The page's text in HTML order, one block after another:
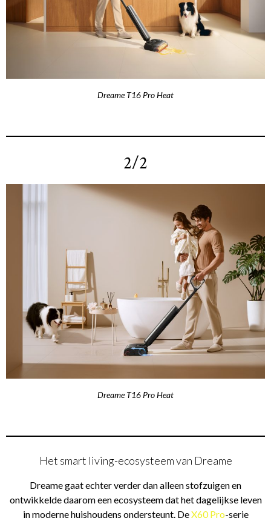
Dreame T16 Pro Heat
2/2
Dreame T16 Pro Heat
Het smart living-ecosysteem van Dreame
Dreame gaat echter verder dan alleen stofzuigen en
ontwikkelde daarom een ecosysteem dat het dagelijkse leven
in moderne huishoudens ondersteunt. DeX60 Pro-serie